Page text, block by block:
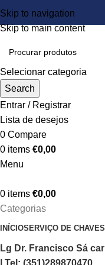
Skip to navigation
Skip to main content
Selecionar categoria
Search
Entrar / Registrar
Lista de desejos
0 Compare
0 items €0,00
Menu
0 items €0,00
Categorias
INÍCIOSERVIÇO DE CHAVES
Lg Dr. Francisco Sá
| Tel: (351)289870470